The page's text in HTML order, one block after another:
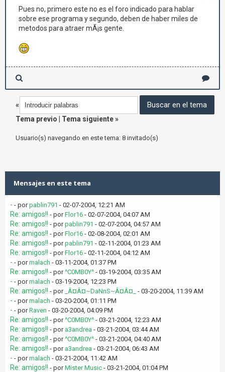
Pues no, primero este no es el foro indicado para hablar
sobre ese programa y segundo, deben de haber miles de
metodos para atraer mÃ¡s gente.
«
Tema previo
Tema siguiente»
Usuario(s) navegando en este tema: 8 invitado(s)
Mensajes en este tema
- - porpablin791 - 02-07-2004, 12:21 AM
Re: amigos!! - porFlor16 - 02-07-2004, 04:07 AM
Re: amigos!! - porpablin791 - 02-07-2004, 04:57 AM
Re: amigos!! - porFlor16 - 02-08-2004, 02:01 AM
Re: amigos!! - porpablin791 - 02-11-2004, 01:23 AM
Re: amigos!! - porFlor16 - 02-11-2004, 04:12 AM
- - pormalach - 03-11-2004, 01:37 PM
Re: amigos!! - por^C0MB0Y^ - 03-19-2004, 03:35 AM
- - pormalach - 03-19-2004, 12:23 PM
Re: amigos!! - por _Â¤Â¤~DaNnS~Â¤Â¤_ - 03-20-2004, 11:39 AM
- - pormalach - 03-20-2004, 01:11 PM
- - porRaven - 03-20-2004, 04:09 PM
Re: amigos!! - por^C0MB0Y^ - 03-21-2004, 12:23 AM
Re: amigos!! - por a3andrea - 03-21-2004, 03:44 AM
Re: amigos!! - por^C0MB0Y^ - 03-21-2004, 04:40 AM
Re: amigos!! - por a3andrea - 03-21-2004, 06:43 AM
- - pormalach - 03-21-2004, 11:42 AM
Re: amigos!! - porMister Music - 03-21-2004, 01:04 PM